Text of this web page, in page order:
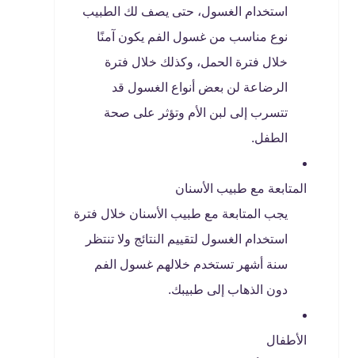
استخدام الغسول، حتى يصف لك الطبيب
نوع مناسب من غسول الفم يكون آمنًا
خلال فترة الحمل، وكذلك خلال فترة
الرضاعة لن بعض أنواع الغسول قد
تتسرب إلى لبن الأم وتؤثر على صحة
الطفل.
المتابعة مع طبيب الأسنان
يجب المتابعة مع طبيب الأسنان خلال فترة
استخدام الغسول لتقييم النتائج ولا تنتظر
سنة أشهر تستخدم خلالهم غسول الفم
دون الذهاب إلى طبيبك.
الأطفال